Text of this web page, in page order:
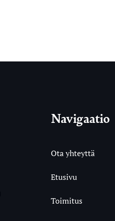
Navigaatio
Ota yhteyttä
Etusivu
Toimitus